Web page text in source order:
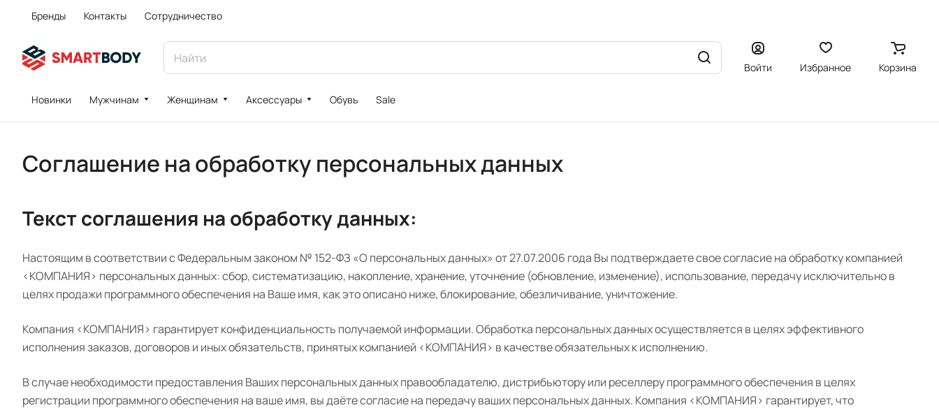
Бренды Контакты Сотрудничество
Войти Избранное Корзина
Новинки Мужчинам Женщинам Аксессуары Обувь Sale
Соглашение на обработку персональных данных
Текст соглашения на обработку данных:
Настоящим в соответствии с Федеральным законом № 152-ФЗ «О персональных данных» от 27.07.2006 года Вы подтверждаете свое согласие на обработку компанией
<КОМПАНИЯ> персональных данных: сбор, систематизацию, накопление, хранение, уточнение (обновление, изменение), использование, передачу исключительно в
целях продажи программного обеспечения на Ваше имя, как это описано ниже, блокирование, обезличивание, уничтожение.
Компания <КОМПАНИЯ> гарантирует конфиденциальность получаемой информации. Обработка персональных данных осуществляется в целях эффективного
исполнения заказов, договоров и иных обязательств, принятых компанией <КОМПАНИЯ> в качестве обязательных к исполнению.
В случае необходимости предоставления Ваших персональных данных правообладателю, дистрибьютору или реселлеру программного обеспечения в целях
регистрации программного обеспечения на ваше имя, вы даёте согласие на передачу ваших персональных данных. Компания <КОМПАНИЯ> гарантирует, что